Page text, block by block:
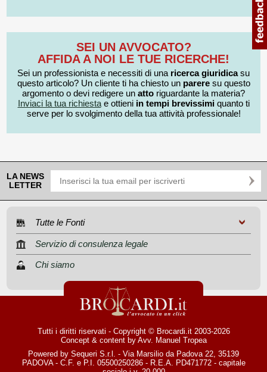
SEI UN AVVOCATO?
AFFIDA A NOI LE TUE RICERCHE!
Sei un professionista e necessiti di una ricerca giuridicasu
questo articolo? Un cliente ti ha chiesto un pareresu questo
argomento o devi redigere un atto riguardante la materia?
Inviaci la tua richiestae ottieni in tempi brevissimiquanto ti
serve per lo svolgimento della tua attività professionale!
LA NEWS
LETTER
Tutte le Fonti
Servizio di consulenza legale
Chi siamo
Tutti i diritti riservati - Copyright © Brocardi.it 2003-2026
Concept & content by Avv. Manuel Tropea
Powered by Sequeri S.r.l. - Via Marsilio da Padova 22, 35139
PADOVA - C.F. e P.I. 05500250286 - R.E.A. PD471772 - capitale